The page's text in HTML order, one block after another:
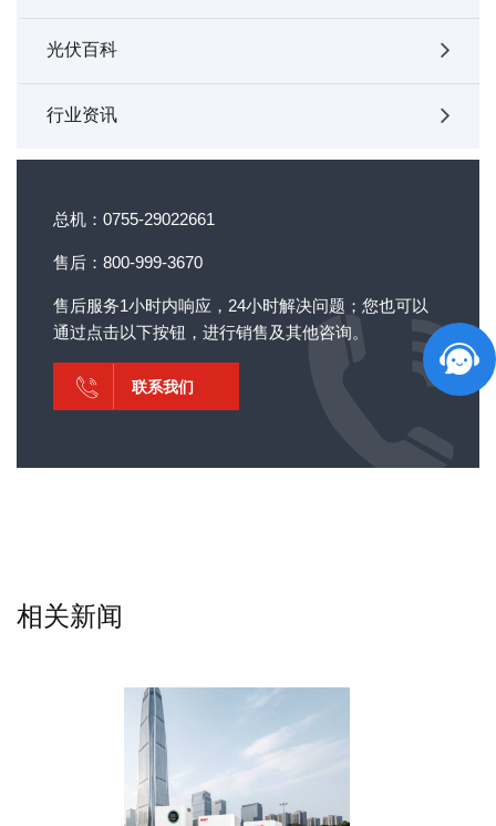
光伏百科
行业资讯
总机：0755-29022661
售后：800-999-3670
售后服务1小时内响应，24小时解决问题；您也可以
通过点击以下按钮，进行销售及其他咨询。
联系我们
相关新闻